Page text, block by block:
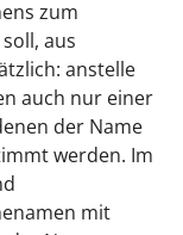
zum
aus
anstelle
auch nur einer
der Name
werden. Im
mit